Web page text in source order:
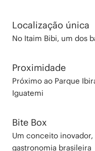
Localização única
No Itaim Bibi, um dos
Proximidade
Próximo ao Parque
Iguatemi
Bite Box
Um conceito
gastronomia brasileira